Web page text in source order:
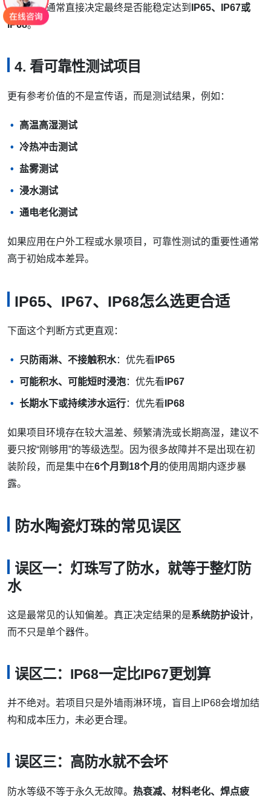
这些因素通常直接决定最终是否能稳定达到
IP65、IP67或
IP68。
4. 看可靠性测试项目
更有参考价值的不是宣传语，而是测试结果，例如：
高温高湿测试
冷热冲击测试
盐雾测试
浸水测试
通电老化测试
如果应用在户外工程或水景项目，可靠性测试的重要性通常
高于初始成本差异。
IP65、IP67、IP68怎么选更合适
下面这个判断方式更直观：
只防雨淋、不接触积水：优先看 IP65
可能积水、可能短时浸泡：优先看 IP67
长期水下或持续涉水运行：优先看 IP68
如果项目环境存在较大温差、频繁清洗或长期高湿，建议不
要只按“刚够用”的等级选型。因为很多故障并不是出现在初
装阶段，而是集中在6个月到18个月 的使用周期内逐步暴
露。
防水陶瓷灯珠的常见误区
误区一：灯珠写了防水，就等于整灯防
水
这是最常见的认知偏差。真正决定结果的是系统防护设计，
而不只是单个器件。
误区二：IP68一定比IP67更划算
并不绝对。若项目只是外墙雨淋环境，盲目上IP68会增加结
构和成本压力，未必更合理。
误区三：高防水就不会坏
防水等级不等于永久无故障。 热衰减、材料老化、焊点疲